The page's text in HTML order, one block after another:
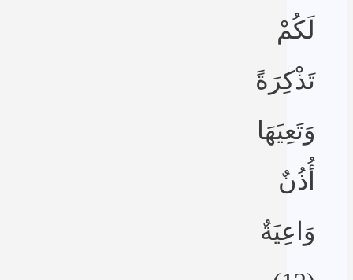
لَكُمْ
تَذْكِرَةً
وَتَعِيَهَا
أُذُنٌ
وَاعِيَةٌ